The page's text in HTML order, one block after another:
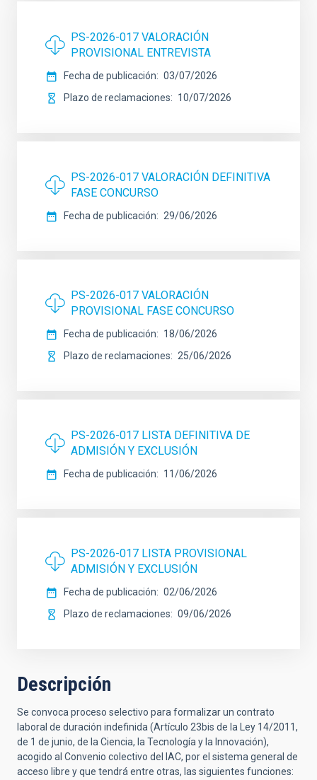
PS-2026-017 VALORACIÓN
PROVISIONAL ENTREVISTA
Fecha de publicación
03/07/2026
Plazo de reclamaciones
10/07/2026
PS-2026-017 VALORACIÓN DEFINITIVA
FASE CONCURSO
Fecha de publicación 29/06/2026
PS-2026-017 VALORACIÓN
PROVISIONAL FASE CONCURSO
Fecha de publicación
18/06/2026
Plazo de reclamaciones
25/06/2026
PS-2026-017 LISTA DEFINITIVA DE
ADMISIÓN Y EXCLUSIÓN
Fecha de publicación 11/06/2026
PS-2026-017 LISTA PROVISIONAL
ADMISIÓN Y EXCLUSIÓN
Fecha de publicación
02/06/2026
Plazo de reclamaciones
09/06/2026
Descripción
Se convoca proceso selectivo para formalizar un contrato
laboral de duración indefinida (Artículo 23bis de la Ley 14/2011,
de 1 de junio, de la Ciencia, la Tecnología y la Innovación),
acogido al Convenio colectivo del IAC, por el sistema general de
acceso libre y que tendrá entre otras, las siguientes funciones: